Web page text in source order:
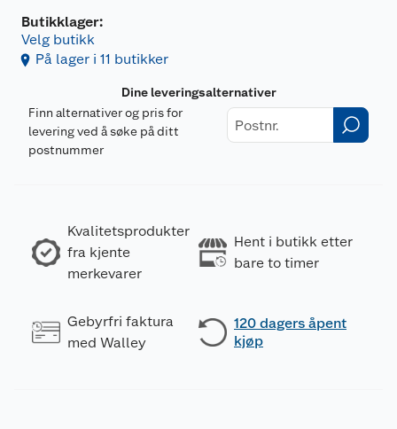
Butikklager:
Velg butikk
På lager i 11 butikker
Dine leveringsalternativer
Finn alternativer og pris for
levering ved å søke på ditt
postnummer
Kvalitetsprodukter
fra kjente
merkevarer
Hent i butikk etter
bare to timer
Gebyrfri faktura
med Walley
120 dagers åpent
kjøp